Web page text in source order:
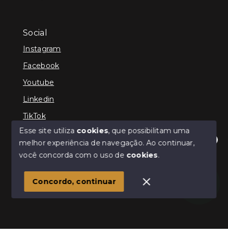
Olá! Estamos disponíveis para te ajudar.
Social
Instagram
Facebook
Youtube
Linkedin
TikTok
© Copyright 2026 - TEFE IMÓVEIS - Todos os direitos
SITE PARA IMOBILIARIA
Esse site utiliza cookies, que possibilitam uma
melhor experiência de navegação.Ao continuar,
você concorda com o uso de cookies.
Concordo, continuar